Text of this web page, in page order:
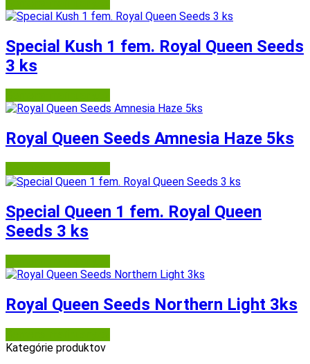
Special Kush 1 fem. Royal Queen Seeds
3 ks
Royal Queen Seeds Amnesia Haze 5ks
Special Queen 1 fem. Royal Queen
Seeds 3 ks
Royal Queen Seeds Northern Light 3ks
Kategórie produktov